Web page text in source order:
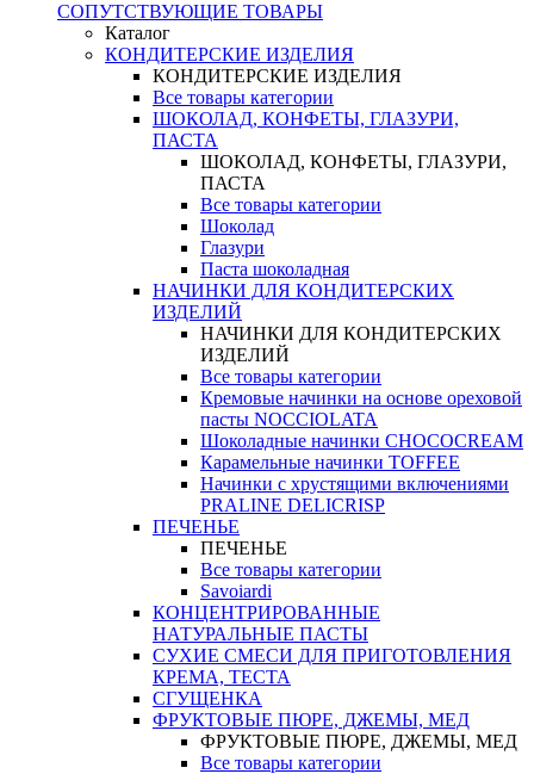
СОПУТСТВУЮЩИЕ ТОВАРЫ
Каталог
КОНДИТЕРСКИЕ ИЗДЕЛИЯ
КОНДИТЕРСКИЕ ИЗДЕЛИЯ
Все товары категории
ШОКОЛАД, КОНФЕТЫ, ГЛАЗУРИ,
ПАСТА
ШОКОЛАД, КОНФЕТЫ, ГЛАЗУРИ,
ПАСТА
Все товары категории
Шоколад
Глазури
Паста шоколадная
НАЧИНКИ ДЛЯ КОНДИТЕРСКИХ
ИЗДЕЛИЙ
НАЧИНКИ ДЛЯ КОНДИТЕРСКИХ
ИЗДЕЛИЙ
Все товары категории
Кремовые начинки на основе ореховой
пасты NOCCIOLATA
Шоколадные начинки CHOCOCREAM
Карамельные начинки TOFFEE
Начинки с хрустящими включениями
PRALINE DELICRISP
ПЕЧЕНЬЕ
ПЕЧЕНЬЕ
Все товары категории
Savoiardi
КОНЦЕНТРИРОВАННЫЕ
НАТУРАЛЬНЫЕ ПАСТЫ
СУХИЕ СМЕСИ ДЛЯ ПРИГОТОВЛЕНИЯ
КРЕМА, ТЕСТА
СГУЩЕНКА
ФРУКТОВЫЕ ПЮРЕ, ДЖЕМЫ, МЕД
ФРУКТОВЫЕ ПЮРЕ, ДЖЕМЫ, МЕД
Все товары категории